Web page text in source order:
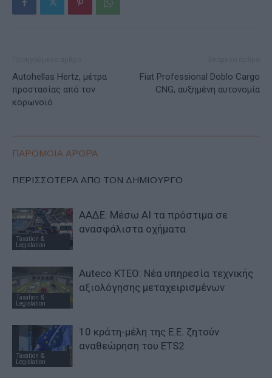
Autohellas Hertz, μέτρα
προστασίας από τον
κορωνοϊό
Fiat Professional Doblo Cargo
CNG, αυξημένη αυτονομία
ΠΑΡΟΜΟΙΑ ΑΡΘΡΑ
ΠΕΡΙΣΣΟΤΕΡΑ ΑΠΟ ΤΟΝ ΔΗΜΙΟΥΡΓΟ
Taxation &
Legislation
ΑΑΔΕ: Μέσω ΑΙ τα πρόστιμα σε
ανασφάλιστα οχήματα
Taxation &
Legislation
Auteco KTEO: Νέα υπηρεσία τεχνικής
αξιολόγησης μεταχειρισμένων
Taxation &
Legislation
10 κράτη-μέλη της Ε.Ε. ζητούν
αναθεώρηση του ETS2